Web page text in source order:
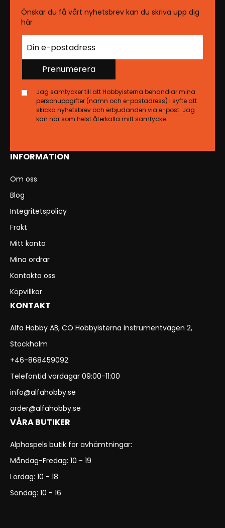
INFORMATION
Om oss
Blog
Integritetspolicy
Frakt
Mitt konto
Mina ordrar
Kontakta oss
Köpvillkor
KONTAKT
Alfa Hobby AB, CO Hobbyisterna Instrumentvägen 2,
Stockholm
+46-868459092
Telefontid vardagar 09:00-11:00
info@alfahobby.se
order@alfahobby.se
VÅRA BUTIKER
Alphaspels butik för avhämtningar:
Måndag-Fredag: 10 - 19
Lördag: 10 - 18
Söndag: 10 - 16
Önskar du få vårt nyhetsbrev kan du skriva upp dig
här
Prenumerera
Jag samtycker till att Hobbyisterna behandlar mina
personuppgifter (namn och e-postadress) i syfte att
skicka nyhetsbrev och erbjudanden via e-post. Jag
kan när som helst återkalla mitt samtycke.